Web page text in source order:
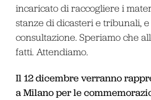
incaricato di raccogliere i
stanze di dicasteri e tribunali,
consultazione. Speriamo che
fatti. Attendiamo.
Il 12 dicembre verranno
a Milano per le